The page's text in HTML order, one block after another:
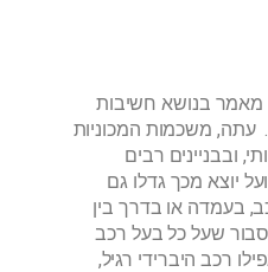
פרסמתי מאמר בנושא חשיבות
עתה, משכמות המכוניות
ובבניינים רבים
יוצא מכך גדלו גם
בעמדה או בדרך בין
שעל כל בעל רכב
רכב היברידי רגיל,